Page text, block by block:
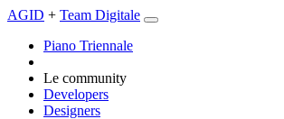
AGID + Team Digitale
Piano Triennale
Le community
Developers
Designers